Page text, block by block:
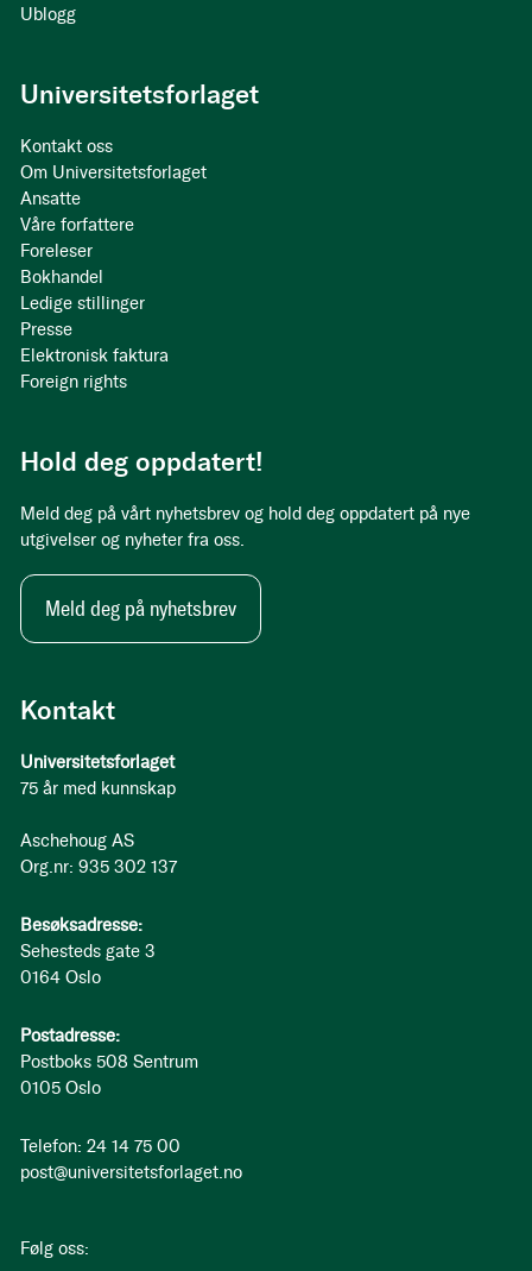
Kontakt
Universitetsforlaget
75 år med kunnskap
Aschehoug AS
Org.nr: 935 302 137
Besøksadresse:
Sehesteds gate 3
0164 Oslo
Postadresse:
Postboks 508 Sentrum
0105 Oslo
Telefon: 24 14 75 00
post@universitetsforlaget.no
Følg oss:
Ublogg
Universitetsforlaget
Kontakt oss
Om Universitetsforlaget
Ansatte
Våre forfattere
Foreleser
Bokhandel
Ledige stillinger
Presse
Elektronisk faktura
Foreign rights
Hold deg oppdatert!
Meld deg på vårt nyhetsbrev og hold deg oppdatert på nye
utgivelser og nyheter fra oss.
Meld deg på nyhetsbrev